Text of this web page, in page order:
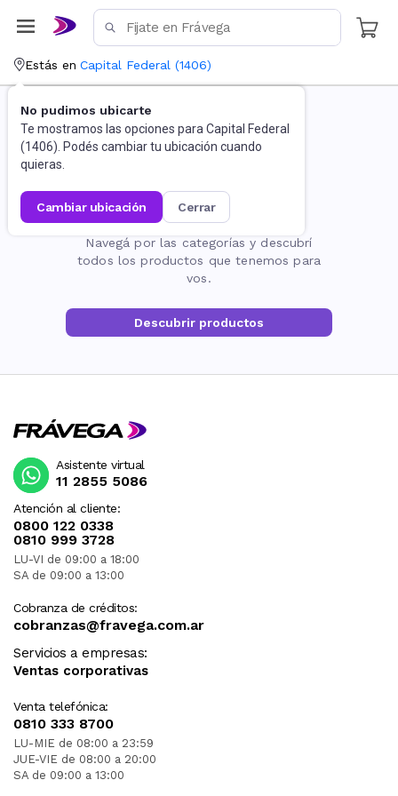
Estás en Capital Federal (1406)
No pudimos ubicarte
Te mostramos las opciones para Capital Federal
(1406). Podés cambiar tu ubicación cuando
quieras.
cambiar ubicación cerrar
La página no existe
Navegá por las categorías y descubrí
todos los productos que tenemos para
vos.
Descubrir productos
Atención al cliente:
0800 122 0338
0810 999 3728
LU-VI de 09:00 a 18:00
SA de 09:00 a 13:00
Cobranza de créditos:
cobranzas@fravega.com.ar
Servicios a empresas:
Ventas corporativas
Venta telefónica:
0810 333 8700
LU-MIE de 08:00 a 23:59
JUE-VIE de 08:00 a 20:00
SA de 09:00 a 13:00
Asistente virtual
11 2855 5086